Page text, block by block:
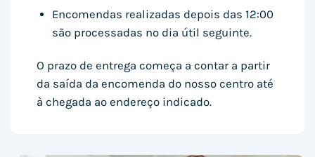
Encomendas realizadas depois das 12:00
são processadas no dia útil seguinte.
O prazo de entrega começa a contar a partir
da saída da encomenda do nosso centro até
à chegada ao endereço indicado.